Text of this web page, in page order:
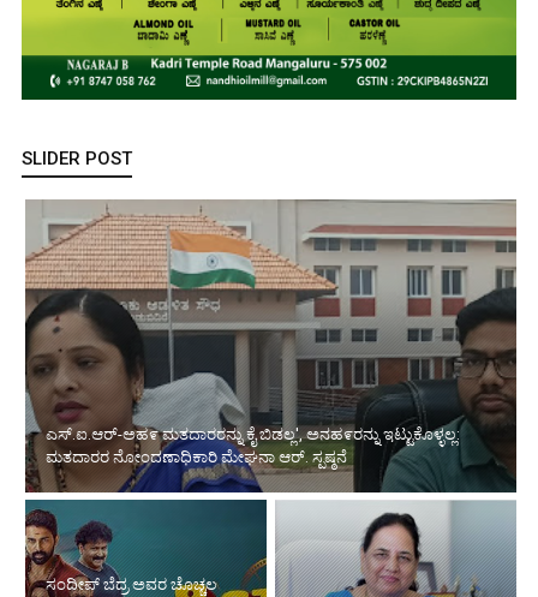
SLIDER POST
ಎಸ್.ಐ.ಆರ್-ಅಹ೯ ಮತದಾರರನ್ನು ಕೈ ಬಿಡಲ್ಲ', ಅನಹ೯ರನ್ನು ಇಟ್ಟುಕೊಳ್ಳಲ್ಲ:
ಮತದಾರರ ನೋಂದಣಾಧಿಕಾರಿ ಮೇಘನಾ ಆರ್. ಸ್ಪಷ್ಠನೆ
ಸಂದೀಪ್ ಬೆದ್ರ ಅವರ ಚೊಚ್ಚಲ